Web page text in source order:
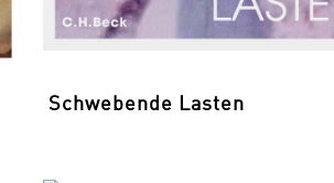
Schwebende Lasten